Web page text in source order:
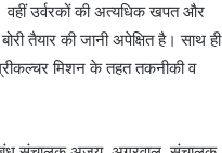
वहीं उर्वरकों की अत्यधिक खपत और
तैयार की जानी अपेक्षित है। साथ ही
मिशन के तहत तकनीकी व